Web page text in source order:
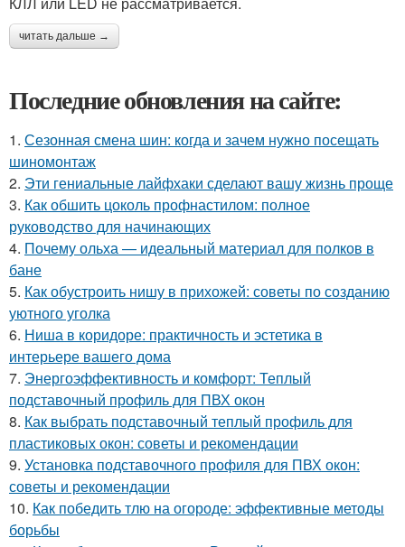
читать дальше →
Последние обновления на сайте:
1. Сезонная смена шин: когда и зачем нужно посещать
шиномонтаж
2. Эти гениальные лайфхаки сделают вашу жизнь проще
3. Как обшить цоколь профнастилом: полное
руководство для начинающих
4. Почему ольха — идеальный материал для полков в
бане
5. Как обустроить нишу в прихожей: советы по созданию
уютного уголка
6. Ниша в коридоре: практичность и эстетика в
интерьере вашего дома
7. Энергоэффективность и комфорт: Теплый
подставочный профиль для ПВХ окон
8. Как выбрать подставочный теплый профиль для
пластиковых окон: советы и рекомендации
9. Установка подставочного профиля для ПВХ окон:
советы и рекомендации
10. Как победить тлю на огороде: эффективные методы
борьбы